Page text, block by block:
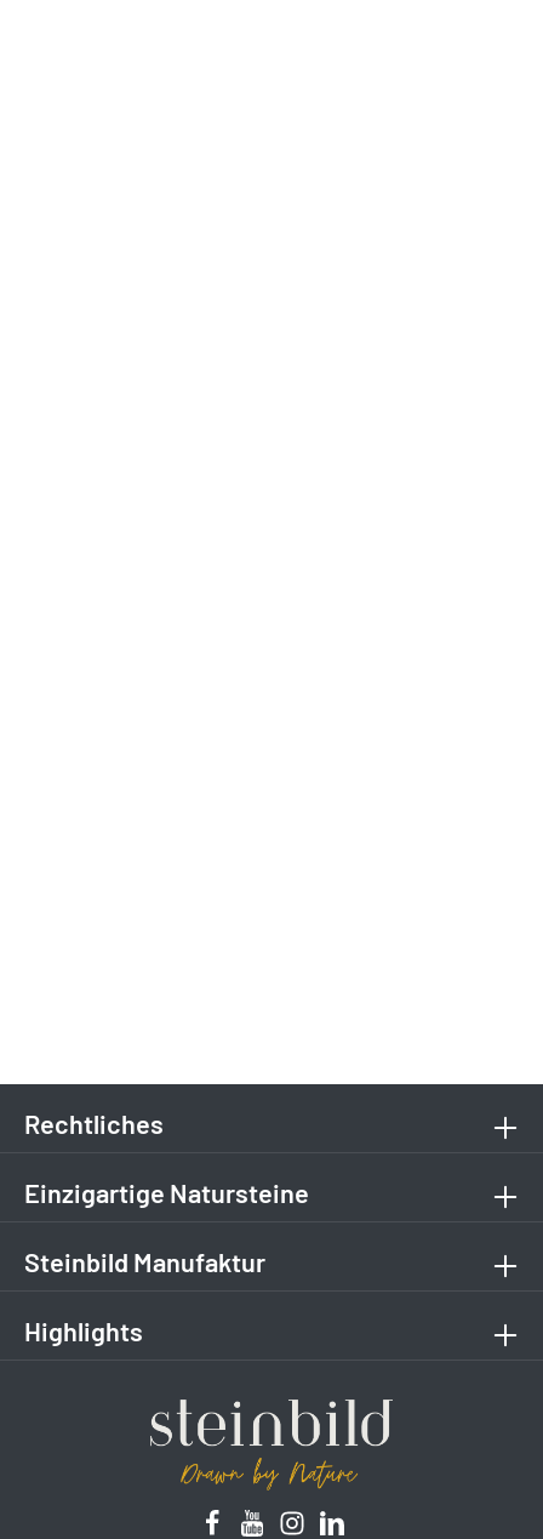
Rechtliches
Einzigartige Natursteine
Steinbild Manufaktur
Highlights